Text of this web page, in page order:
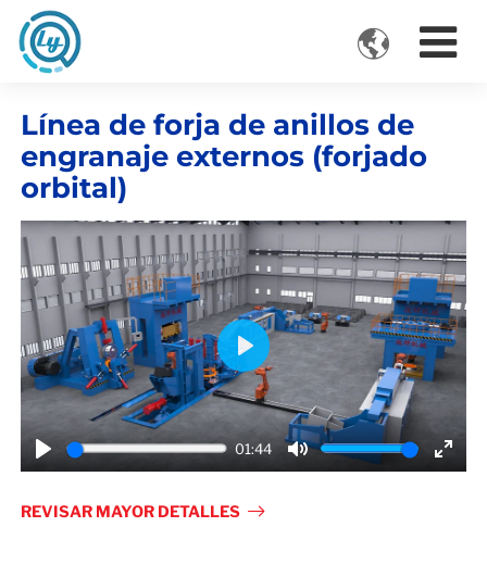
VIDEOS
Línea de forja de anillos de
engranaje externos (forjado
orbital)
Play
01:44
Mute
Enter
Play
REVISAR MAYOR DETALLES